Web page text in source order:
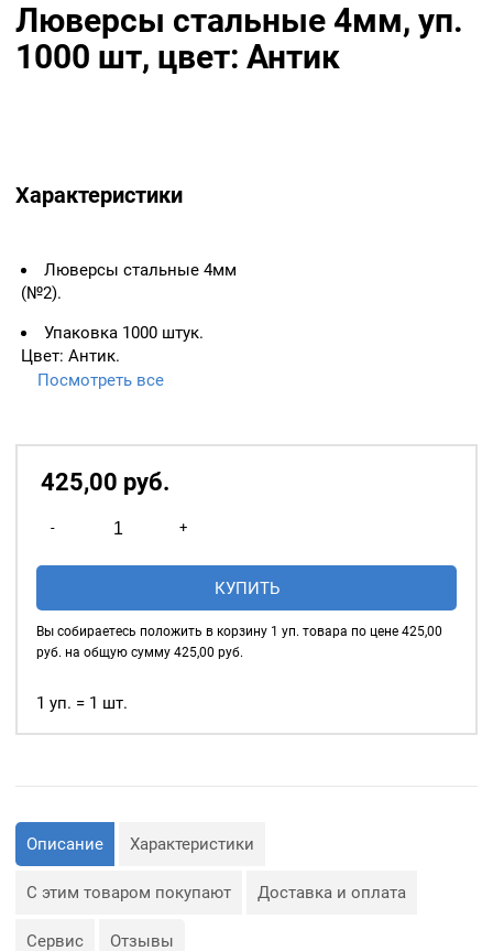
Люверсы стальные 4мм, уп.
1000 шт, цвет: Антик
Характеристики
Люверсы стальные 4мм
(№2).
Упаковка 1000 штук.
Цвет: Антик.
ВАЖНО:
ПО ВНУТРЕННЕМУ
люверсов
— укрепление
продеваются верёвки,
шнуры, тесьма, тросы и т.
используются для
Сфера применения
люверсов очень обширная:
объектов наружной
рекламы (баннеров);
— Изготовление
туристического
— Декор, творчество,
Посмотреть все
425,00 руб.
-
товара
Люверсы
уп.
шт,
+
КУПИТЬ
Вы собираетесь положить в корзину 1 уп. товара по цене 425,00
руб. на общую сумму 425,00 руб.
1 уп. = 1 шт.
Описание Характеристики
С этим товаром покупают Доставка и оплата
Сервис Отзывы